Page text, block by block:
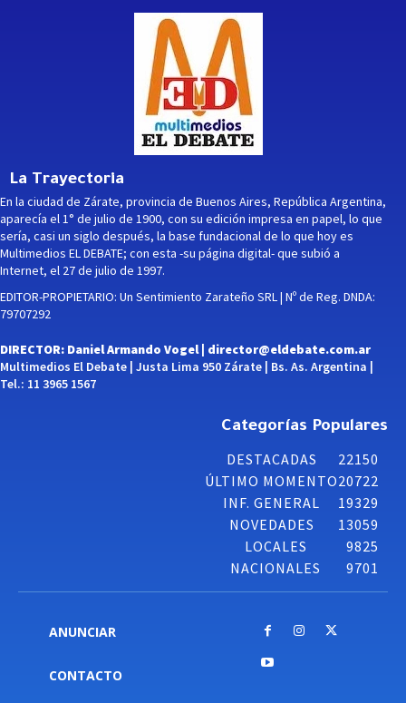
La Trayectoria
En la ciudad de Zárate, provincia de Buenos Aires, República Argentina,
aparecía el 1° de julio de 1900, con su edición impresa en papel, lo que
sería, casi un siglo después, la base fundacional de lo que hoy es
Multimedios EL DEBATE; con esta -su página digital- que subió a
Internet, el 27 de julio de 1997.
EDITOR-PROPIETARIO: Un Sentimiento Zarateño SRL | Nº de Reg. DNDA:
79707292
DIRECTOR: Daniel Armando Vogel | director@eldebate.com.ar
Multimedios El Debate | Justa Lima 950 Zárate | Bs. As. Argentina |
Tel.: 11 3965 1567
Categorías Populares
DESTACADAS
22150
ÚLTIMO MOMENTO20722
INF. GENERAL
19329
NOVEDADES
13059
LOCALES
9825
NACIONALES
9701
ANUNCIAR
CONTACTO